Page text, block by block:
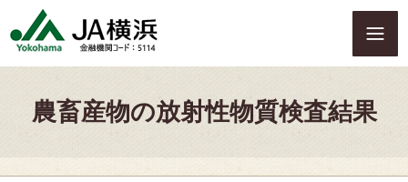
p
農畜産物の放射性物質検査結果